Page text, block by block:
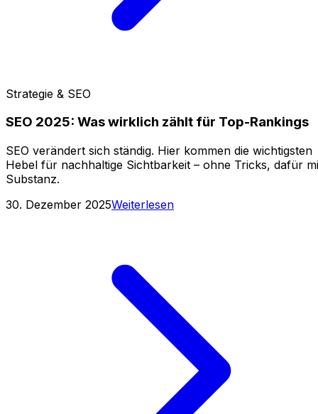
Strategie & SEO
SEO 2025: Was wirklich zählt für Top-Rankings
SEO verändert sich ständig. Hier kommen die wichtigsten
Hebel für nachhaltige Sichtbarkeit – ohne Tricks, dafür
Substanz.
30. Dezember 2025Weiterlesen